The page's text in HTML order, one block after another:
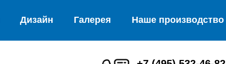
Дизайн Галерея Наше производство